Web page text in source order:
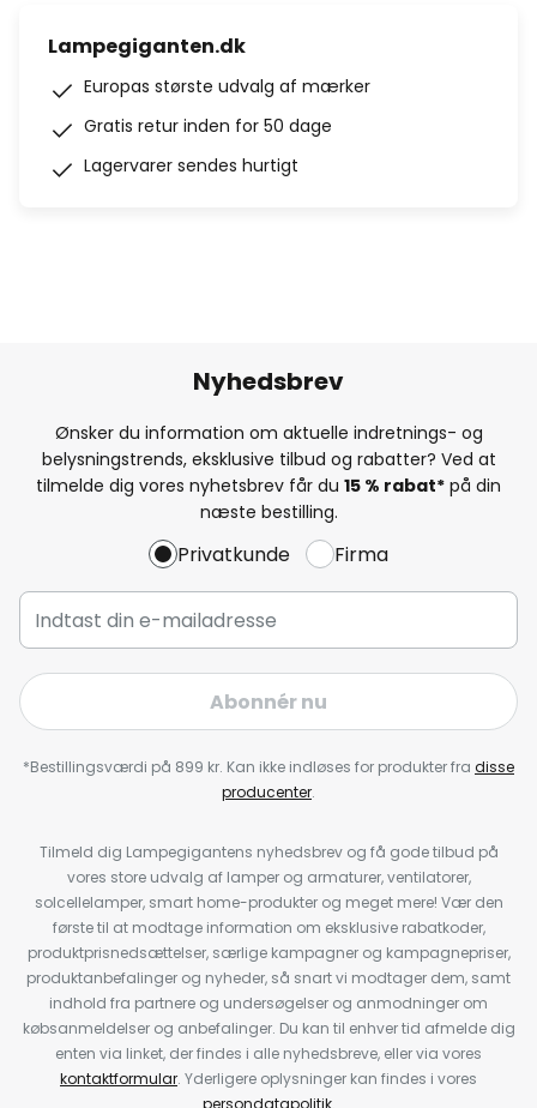
Lampegiganten.dk
Europas største udvalg af mærker
Gratis retur inden for 50 dage
Lagervarer sendes hurtigt
Nyhedsbrev
Ønsker du information om aktuelle indretnings- og
belysningstrends, eksklusive tilbud og rabatter? Ved at
tilmelde dig vores nyhetsbrev får du 15 % rabat* på din
næste bestilling.
Privatkunde Firma
Abonnér nu
*Bestillingsværdi på 899 kr. Kan ikke indløses for produkter fra disse
producenter.
Tilmeld dig Lampegigantens nyhedsbrev og få gode tilbud på
vores store udvalg af lamper og armaturer, ventilatorer,
solcellelamper, smart home-produkter og meget mere! Vær den
første til at modtage information om eksklusive rabatkoder,
produktprisnedsættelser, særlige kampagner og kampagnepriser,
produktanbefalinger og nyheder, så snart vi modtager dem, samt
indhold fra partnere og undersøgelser og anmodninger om
købsanmeldelser og anbefalinger. Du kan til enhver tid afmelde dig
enten via linket, der findes i alle nyhedsbreve, eller via vores
kontaktformular. Yderligere oplysninger kan findes i vores
persondatapolitik.